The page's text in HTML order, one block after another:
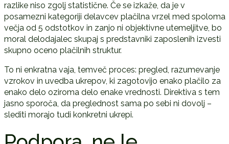
razlike niso zgolj statistične. Če se izkaže, da je v
posamezni kategoriji delavcev plačilna vrzel med spoloma
večja od 5 odstotkov in zanjo ni objektivne utemeljitve, bo
moral delodajalec skupaj s predstavniki zaposlenih izvesti
skupno oceno plačilnih struktur.
To ni enkratna vaja, temveč proces: pregled, razumevanje
vzrokov in uvedba ukrepov, ki zagotovijo enako plačilo za
enako delo oziroma delo enake vrednosti. Direktiva s tem
jasno sporoča, da preglednost sama po sebi ni dovolj –
slediti morajo tudi konkretni ukrepi.